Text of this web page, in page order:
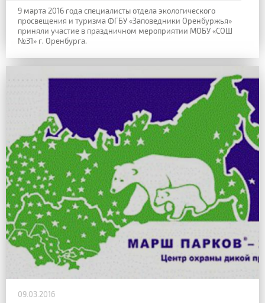
9 марта 2016 года специалисты отдела экологического
просвещения и туризма ФГБУ «Заповедники Оренбуржья»
приняли участие в праздничном мероприятии МОБУ «СОШ
№31» г. Оренбурга.
09.03.2016